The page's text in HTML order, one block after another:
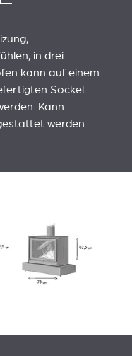
in drei
kann auf einem
Sockel
Kann
werden.